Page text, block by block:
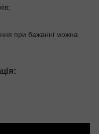
при бажанні можна